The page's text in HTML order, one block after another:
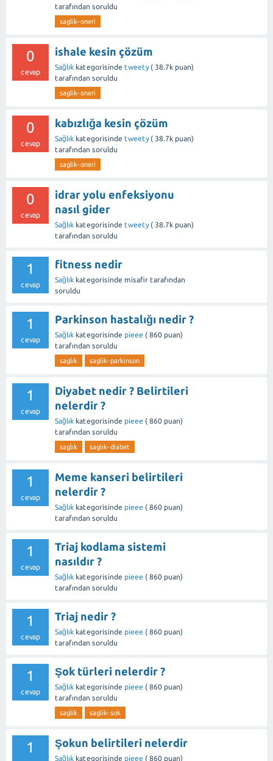
tarafından soruldu
saglik-oneri
0
cevap
ishale kesin çözüm
Sağlık kategorisinde tweety ( 38.7k puan)
tarafından soruldu
saglik-oneri
0
cevap
kabızlığa kesin çözüm
Sağlık kategorisinde tweety ( 38.7k puan)
tarafından soruldu
saglik-oneri
0
cevap
idrar yolu enfeksiyonu
nasıl gider
Sağlık kategorisinde tweety ( 38.7k puan)
tarafından soruldu
1
cevap
fitness nedir
Sağlık kategorisinde misafir tarafından
soruldu
1
cevap
Parkinson hastalığı nedir ?
Sağlık kategorisinde pieee ( 860 puan)
tarafından soruldu
saglık saglik-parkinson
1
cevap
Diyabet nedir ? Belirtileri
nelerdir ?
Sağlık kategorisinde pieee ( 860 puan)
tarafından soruldu
saglık saglık-diabet
1
cevap
Meme kanseri belirtileri
nelerdir ?
Sağlık kategorisinde pieee ( 860 puan)
tarafından soruldu
1
cevap
Triaj kodlama sistemi
nasıldır ?
Sağlık kategorisinde pieee ( 860 puan)
tarafından soruldu
1
cevap
Triaj nedir ?
Sağlık kategorisinde pieee ( 860 puan)
tarafından soruldu
1
cevap
Şok türleri nelerdir ?
Sağlık kategorisinde pieee ( 860 puan)
tarafından soruldu
saglik saglik-sok
1 Şokun belirtileri nelerdir
Sağlık kategorisinde pieee ( 860 puan)